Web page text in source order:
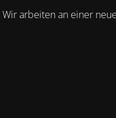
Wir arbeiten an einer